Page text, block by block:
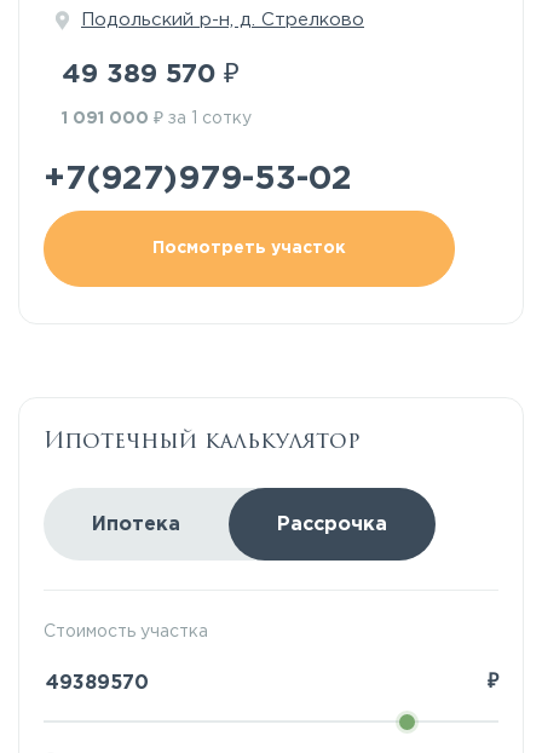
Подольский р-н, д. Стрелково
49 389 570 ₽
1 091 000 ₽ за 1 сотку
+7(927)979-53-02
Посмотреть участок
Ипотечный калькулятор
Ипотека Рассрочка
Стоимость участка
₽